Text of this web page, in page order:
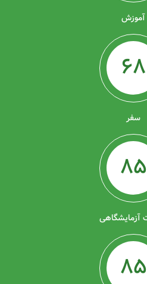
آموزش
68
سفر
85
آزمایشگاهی
85